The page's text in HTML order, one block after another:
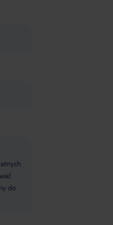
do